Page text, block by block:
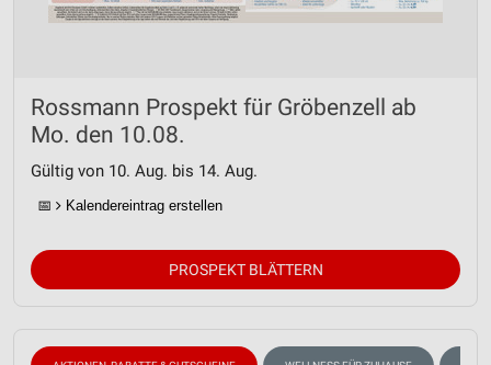
Rossmann Prospekt für Gröbenzell ab
Mo. den 10.08.
Gültig von 10. Aug. bis 14. Aug.
📅 Kalendereintrag erstellen
PROSPEKT BLÄTTERN